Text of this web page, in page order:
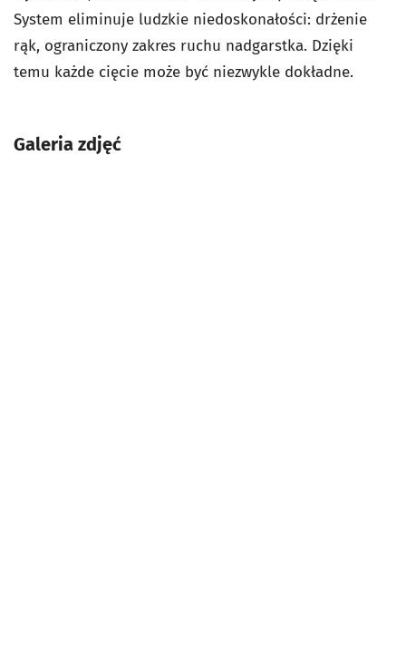
System eliminuje ludzkie niedoskonałości: drżenie
rąk, ograniczony zakres ruchu nadgarstka. Dzięki
temu każde cięcie może być niezwykle dokładne.
Galeria zdjęć